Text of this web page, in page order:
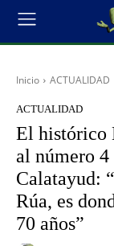
Inicio ACTUALIDAD
ACTUALIDAD
El histórico
al número 4
Calatayud:
Rúa, es
70 años”